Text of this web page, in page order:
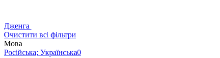
Дженга
Очистити всі фільтри
Мова
Російська; Українська0